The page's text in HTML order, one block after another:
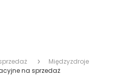
Międzyzdroje
na sprzedaż